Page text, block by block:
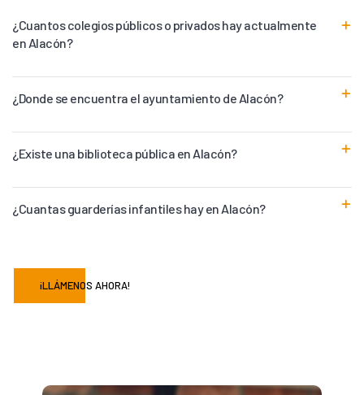
¿Cuantos colegios públicos o privados hay actualmente
en Alacón?
¿Donde se encuentra el ayuntamiento de Alacón?
¿Existe una biblioteca pública en Alacón?
¿Cuantas guarderías infantiles hay en Alacón?
¡LLÁMENOS AHORA!